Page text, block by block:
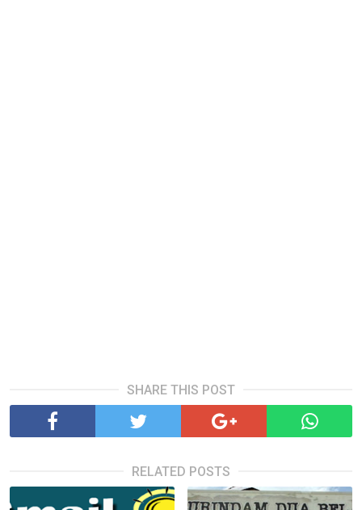
SHARE THIS POST
RELATED POSTS